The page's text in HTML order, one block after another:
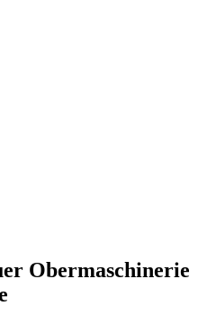
Obermaschinerie